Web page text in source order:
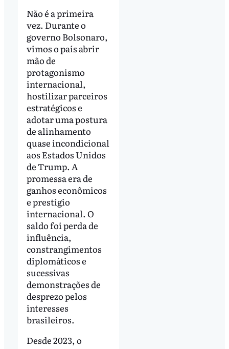
Não é a primeira
vez. Durante o
governo Bolsonaro,
vimos o país abrir
mão de
protagonismo
internacional,
hostilizar parceiros
estratégicos e
adotar uma postura
de alinhamento
quase incondicional
aos Estados Unidos
de Trump. A
promessa era de
ganhos econômicos
e prestígio
internacional. O
saldo foi perda de
influência,
constrangimentos
diplomáticos e
sucessivas
demonstrações de
desprezo pelos
interesses
brasileiros.
Desde 2023, o